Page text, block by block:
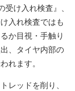
け入れ検査』、
入れ検査ではも
か目視・手触り
、タイヤ内部の
れます。
レッドを削り、